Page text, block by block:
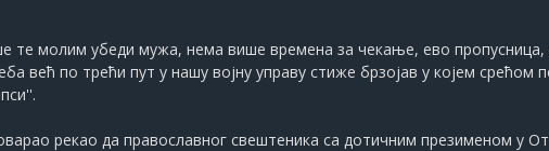
те молим убеди мужа, нема више времена за чекање, ево пропусница,
већ по трећи пут у нашу војну управу стиже брзојав у којем
рекао да православног свештеника са дотичним презименом у